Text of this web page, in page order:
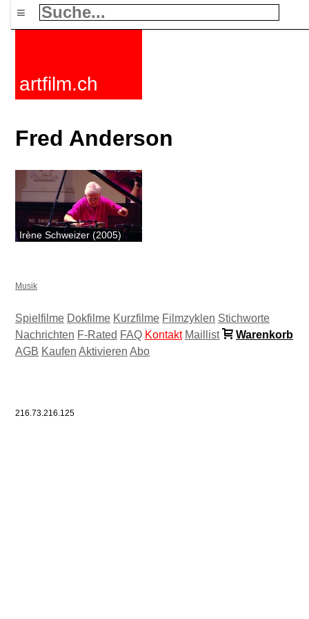
≡
artfilm.ch
Fred Anderson
Irène Schweizer (2005)
Musik
Spielfilme Dokfilme Kurzfilme Filmzyklen Stichworte
Nachrichten F-Rated FAQ Kontakt Maillist
Warenkorb
AGB Kaufen Aktivieren Abo
216.73.216.125